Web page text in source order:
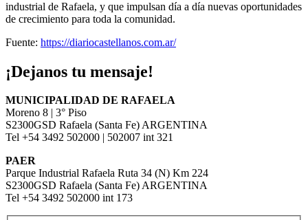
industrial de Rafaela, y que impulsan día a día nuevas oportunidades
de crecimiento para toda la comunidad.
Fuente: https://diariocastellanos.com.ar/
¡Dejanos tu mensaje!
MUNICIPALIDAD DE RAFAELA
Moreno 8 | 3° Piso
S2300GSD Rafaela (Santa Fe) ARGENTINA
Tel +54 3492 502000 | 502007 int 321
PAER
Parque Industrial Rafaela Ruta 34 (N) Km 224
S2300GSD Rafaela (Santa Fe) ARGENTINA
Tel +54 3492 502000 int 173